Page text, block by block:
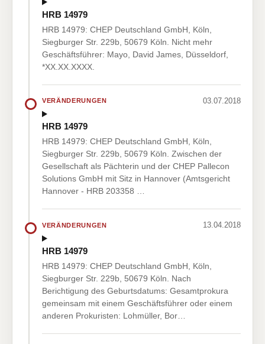
HRB 14979
HRB 14979: CHEP Deutschland GmbH, Köln,
Siegburger Str. 229b, 50679 Köln. Nicht mehr
Geschäftsführer: Mayo, David James, Düsseldorf,
*XX.XX.XXXX.
VERÄNDERUNGEN 03.07.2018
HRB 14979
HRB 14979: CHEP Deutschland GmbH, Köln,
Siegburger Str. 229b, 50679 Köln. Zwischen der
Gesellschaft als Pächterin und der CHEP Pallecon
Solutions GmbH mit Sitz in Hannover (Amtsgericht
Hannover - HRB 203358 …
VERÄNDERUNGEN 13.04.2018
HRB 14979
HRB 14979: CHEP Deutschland GmbH, Köln,
Siegburger Str. 229b, 50679 Köln. Nach
Berichtigung des Geburtsdatums: Gesamtprokura
gemeinsam mit einem Geschäftsführer oder einem
anderen Prokuristen: Lohmüller, Bor…